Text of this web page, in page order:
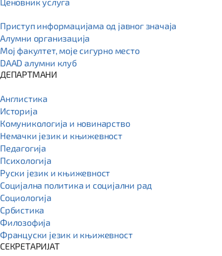
Приступ информацијама од јавног значаја
Алумни организација
Мој факултет, моје сигурно место
DAAD алумни клуб
ДЕПАРТМАНИ
Англистика
Историја
Комуникологија и новинарство
Немачки језик и књижевност
Педагогија
Психологија
Руски језик и књижевност
Социјална политика и социјални рад
Социологија
Србистика
Филозофија
Француски језик и књижевност
СЕКРЕТАРИЈАТ